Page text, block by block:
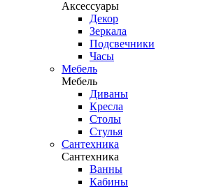
Аксессуары
Декор
Зеркала
Подсвечники
Часы
Мебель
Мебель
Диваны
Кресла
Столы
Стулья
Сантехника
Сантехника
Ванны
Кабины